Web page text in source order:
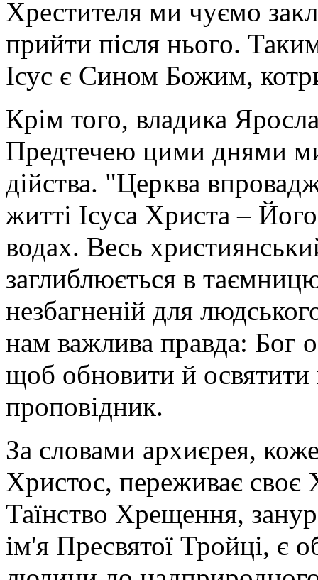
Хрестителя ми чуємо
прийти після нього.
Ісус є Сином Божим,
Крім того, владика
Предтечею цими днями
дійства. "Церква
житті Ісуса Христа –
водах. Весь
заглиблюється в
незбагненій для
нам важлива правда: Бог
щоб обновити й освятити
проповідник.
За словами архиєрея,
Христос, переживає
Таїнство Хрещення,
ім'я Пресвятої Тройці, є